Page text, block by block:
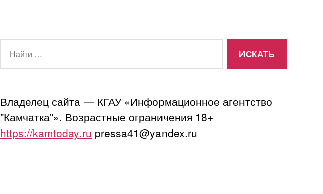
Владелец сайта — КГАУ «Информационное агентство
"Камчатка"». Возрастные ограничения 18+
https://kamtoday.ru pressa41@yandex.ru